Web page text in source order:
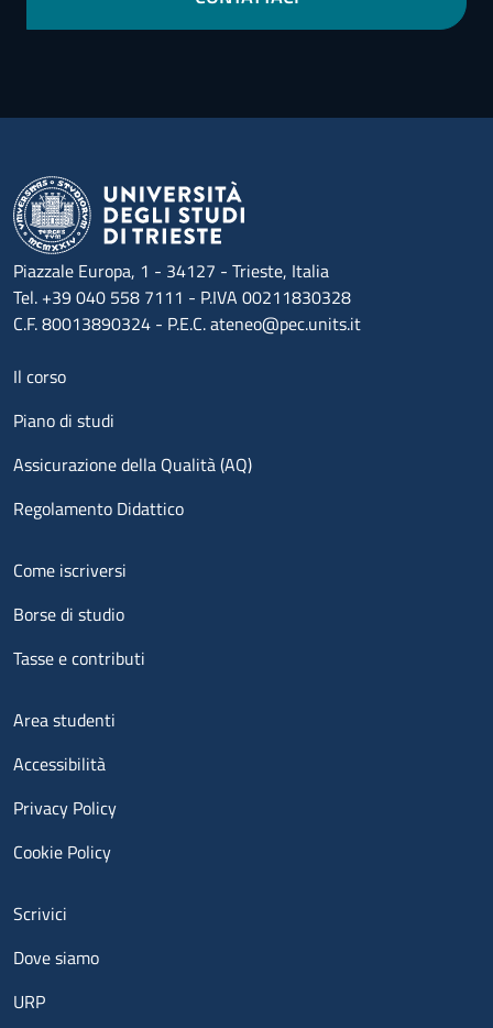
Piazzale Europa, 1 - 34127 - Trieste, Italia
Tel. +39 040 558 7111 - P.IVA 00211830328
C.F. 80013890324 - P.E.C. ateneo@pec.units.it
Menu footer 1
Il corso
Piano di studi
Assicurazione della Qualità (AQ)
Regolamento Didattico
Menu footer 2
Come iscriversi
Borse di studio
Tasse e contributi
Menu footer 3
Area studenti
Accessibilità
Privacy Policy
Cookie Policy
Menu contatti
Scrivici
Dove siamo
URP